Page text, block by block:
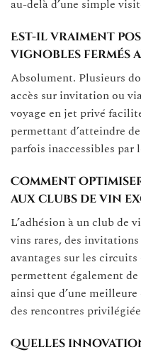
au-delà d’une simple
Est-il vraiment
vignobles fermés
Absolument. Plusieurs
accès sur invitation ou
voyage en jet privé
permettant d’atteindre
parfois inaccessibles
Comment
aux clubs de vin
L’adhésion à un club de
vins rares, des
avantages sur les
permettent également
ainsi que d’une
des rencontres
Quelles